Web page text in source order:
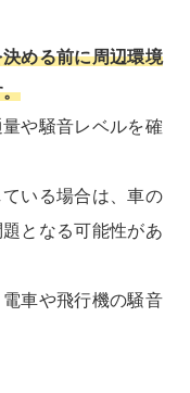
める前に周辺環境
や騒音レベルを確
いる場合は、車の
となる可能性があ
車や飛行機の騒音